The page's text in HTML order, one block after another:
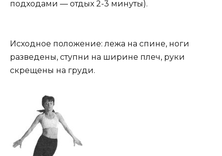
подходами — отдых 2-3 минуты).
Исходное положение: лежа на спине, ноги
разведены, ступни на ширине плеч, руки
скрещены на груди.